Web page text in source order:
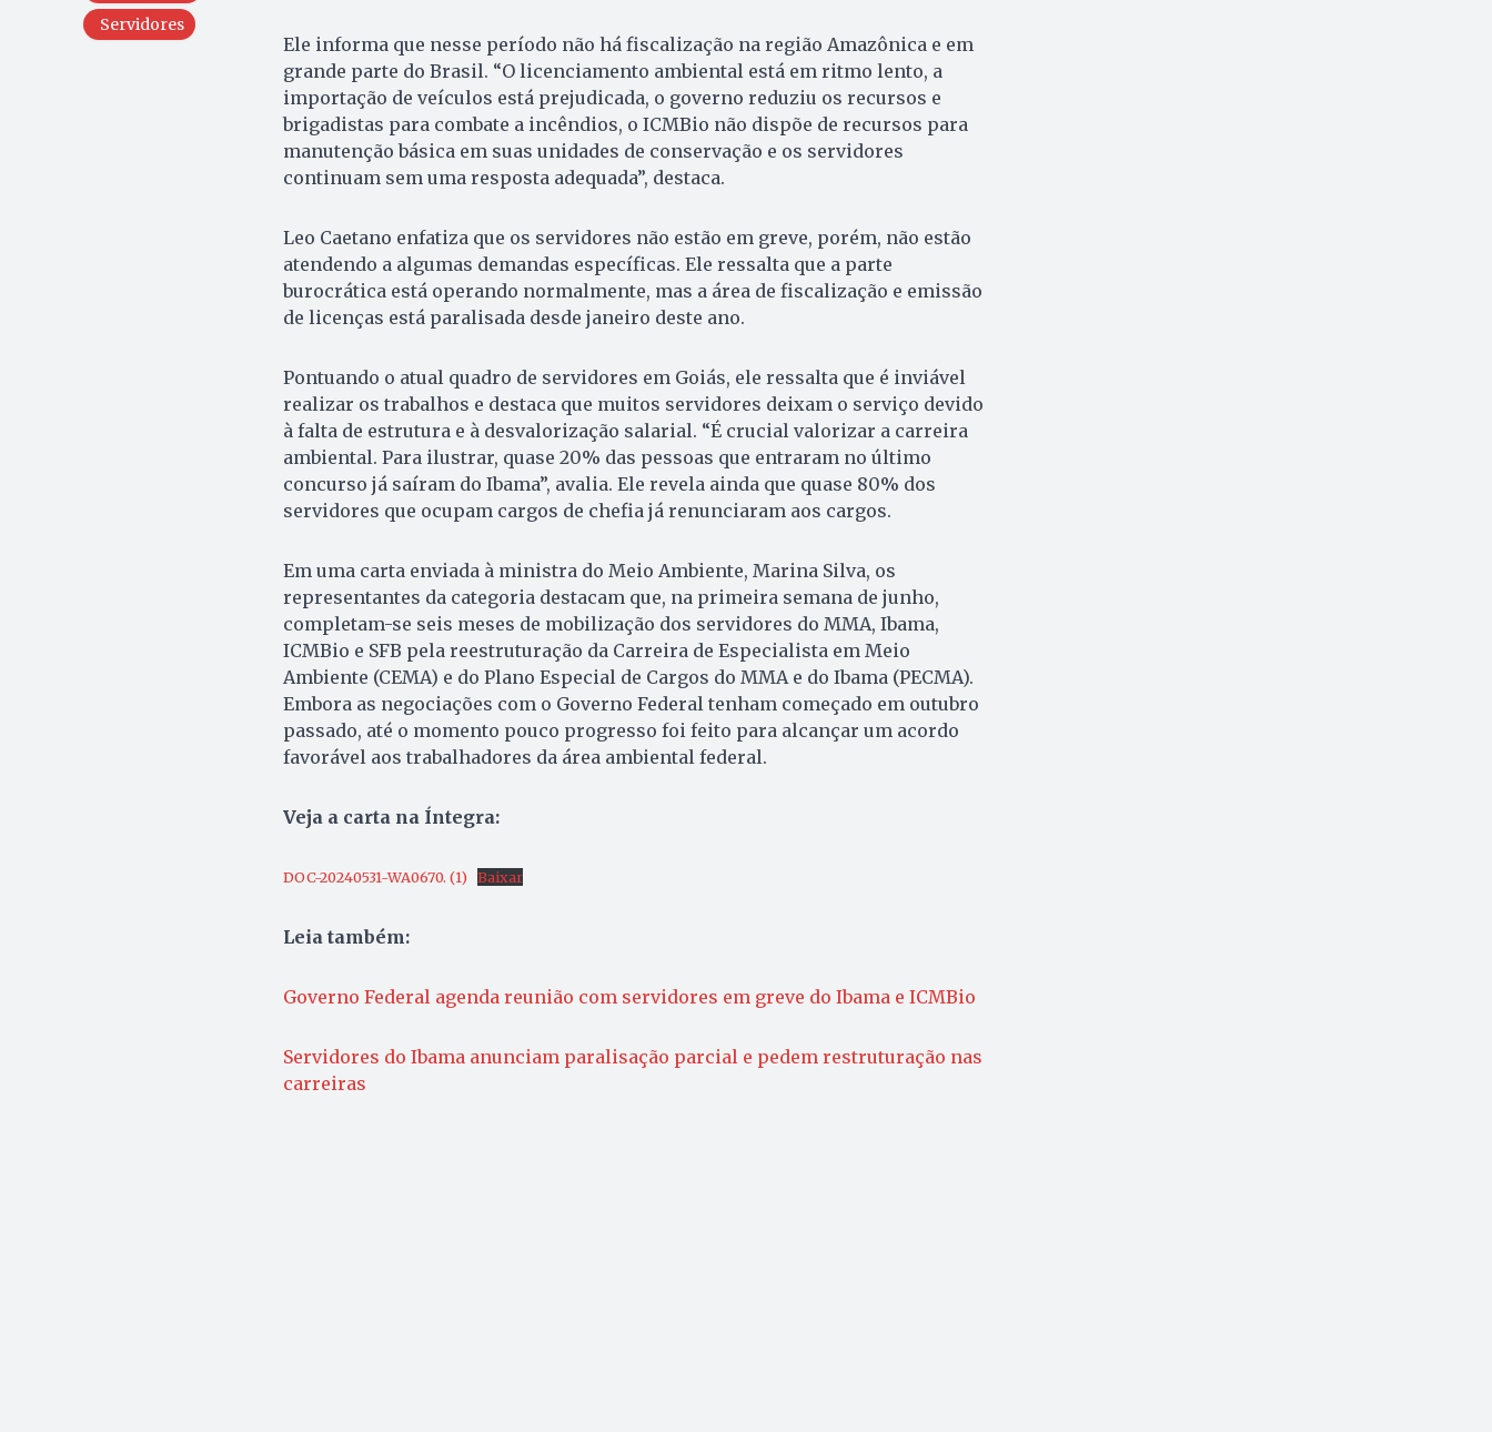
Servidores
Ele informa que nesse período não há fiscalização na região Amazônica e em
grande parte do Brasil. “O licenciamento ambiental está em ritmo lento, a
importação de veículos está prejudicada, o governo reduziu os recursos e
brigadistas para combate a incêndios, o ICMBio não dispõe de recursos para
manutenção básica em suas unidades de conservação e os servidores
continuam sem uma resposta adequada”, destaca.
Leo Caetano enfatiza que os servidores não estão em greve, porém, não estão
atendendo a algumas demandas específicas. Ele ressalta que a parte
burocrática está operando normalmente, mas a área de fiscalização e emissão
de licenças está paralisada desde janeiro deste ano.
Pontuando o atual quadro de servidores em Goiás, ele ressalta que é inviável
realizar os trabalhos e destaca que muitos servidores deixam o serviço devido
à falta de estrutura e à desvalorização salarial. “É crucial valorizar a carreira
ambiental. Para ilustrar, quase 20% das pessoas que entraram no último
concurso já saíram do Ibama”, avalia. Ele revela ainda que quase 80% dos
servidores que ocupam cargos de chefia já renunciaram aos cargos.
Em uma carta enviada à ministra do Meio Ambiente, Marina Silva, os
representantes da categoria destacam que, na primeira semana de junho,
completam-se seis meses de mobilização dos servidores do MMA, Ibama,
ICMBio e SFB pela reestruturação da Carreira de Especialista em Meio
Ambiente (CEMA) e do Plano Especial de Cargos do MMA e do Ibama (PECMA).
Embora as negociações com o Governo Federal tenham começado em outubro
passado, até o momento pouco progresso foi feito para alcançar um acordo
favorável aos trabalhadores da área ambiental federal.
Veja a carta na Íntegra:
DOC-20240531-WA0670. (1) Baixar
Leia também:
Governo Federal agenda reunião com servidores em greve do Ibama e ICMBio
Servidores do Ibama anunciam paralisação parcial e pedem restruturação nas
carreiras